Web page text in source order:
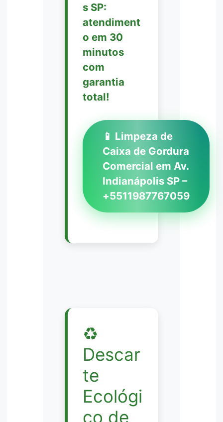
s SP:
atendiment
o em 30
minutos
com
garantia
total!
📱 Limpeza de
Caixa de Gordura
Comercial em Av.
Indianápolis SP –
+5511987767059
♻️
Descar
te
Ecológi
co de